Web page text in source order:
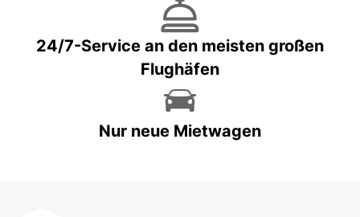
24/7-Service an den meisten großen
Flughäfen
Nur neue Mietwagen